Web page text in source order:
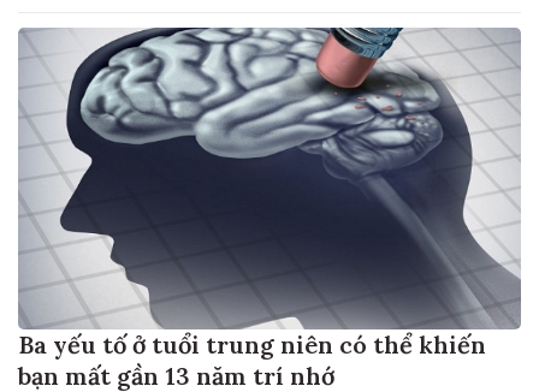
Ba yếu tố ở tuổi trung niên có thể khiến
bạn mất gần 13 năm trí nhớ